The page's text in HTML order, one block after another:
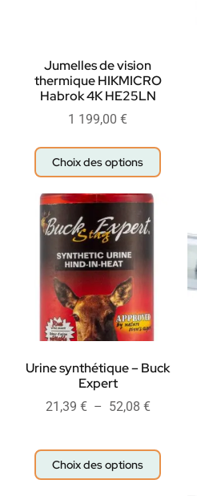
Jumelles de vision
thermique HIKMICRO
Habrok 4K HE25LN
1 199,00 €
Choix des options
Urine synthétique – Buck
Expert
21,39 € – 52,08 €
Choix des options